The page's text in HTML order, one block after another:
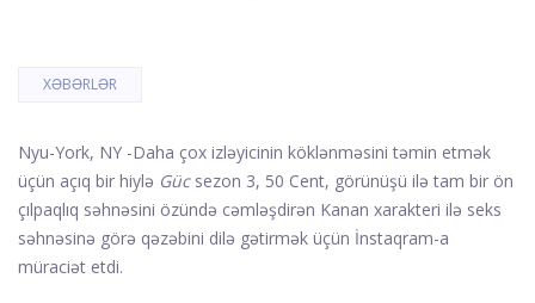
XƏBƏRLƏR
Nyu-York, NY -Daha çox izləyicinin köklənməsini təmin etmək
üçün açıq bir hiylə Gücsezon 3, 50 Cent, görünüşü ilə tam bir ön
çılpaqlıq səhnəsini özündə cəmləşdirən Kanan xarakteri ilə seks
səhnəsinə görə qəzəbini dilə gətirmək üçün İnstaqram-a
müraciət etdi.